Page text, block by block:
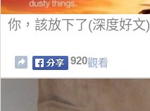
你，該放下了(深度好文)
920觀看